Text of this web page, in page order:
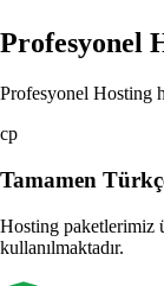
Profesyonel
Profesyonel Hosting
cp
Tamamen
Hosting paketlerimiz
kullanılmaktadır.